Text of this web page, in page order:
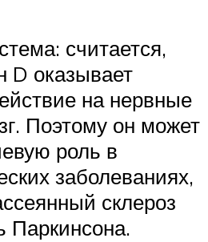
считается,
D оказывает
на нервные
Поэтому он может
роль в
заболеваниях,
склероз
Паркинсона.